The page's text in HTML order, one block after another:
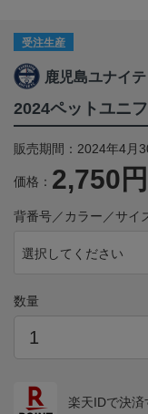
受注生産
鹿児島ユナイ
2024ペットユニ
販売期間：2024年4月
価格： 2,750円
背番号／カラー／サイ
選択してください
数量
楽天IDで決済